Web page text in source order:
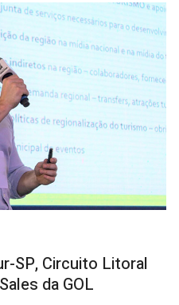
SP, Circuito Litoral
da GOL